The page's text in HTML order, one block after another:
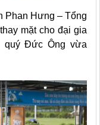
Phan Hưng – Tổng
mặt cho đại gia
quý Đức Ông vừa